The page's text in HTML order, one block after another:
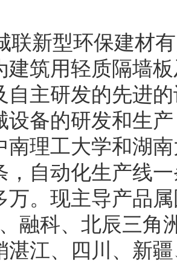
型环保建材有
建筑用轻质隔墙
自主研发的先进
设备的研发和生
南理工大学和湖
，自动化生产线
万。现主导产品
融科、北辰三角
湛江、四川、新